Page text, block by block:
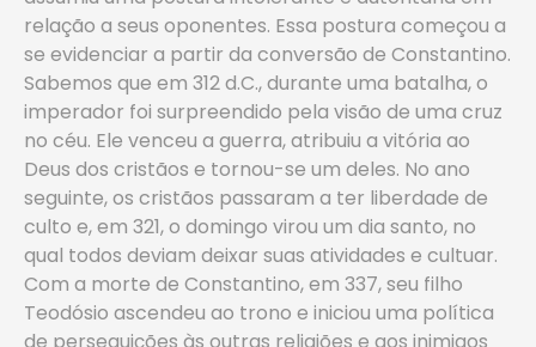
relação a seus oponentes. Essa postura começou a
se evidenciar a partir da conversão de Constantino.
Sabemos que em 312 d.C., durante uma batalha, o
imperador foi surpreendido pela visão de uma cruz
no céu. Ele venceu a guerra, atribuiu a vitória ao
Deus dos cristãos e tornou-se um deles. No ano
seguinte, os cristãos passaram a ter liberdade de
culto e, em 321, o domingo virou um dia santo, no
qual todos deviam deixar suas atividades e cultuar.
Com a morte de Constantino, em 337, seu filho
Teodósio ascendeu ao trono e iniciou uma política